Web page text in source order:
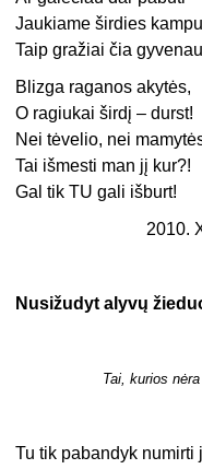
Jaukiame širdies
Taip gražiai čia
Blizga raganos akytės,
O ragiukai širdį – durst!
Nei tėvelio, nei
Tai išmesti man jį kur?!
Gal tik TU gali išburt!
2010.
Nusižudyt alyvų
Tai, kurios nėra
Tu tik pabandyk numirti